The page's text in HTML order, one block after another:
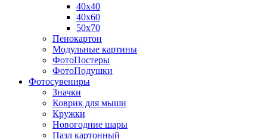
40х40
40х60
50х70
Пенокартон
Модульные картины
ФотоПостеры
ФотоПодушки
Фотоcувениры
Значки
Коврик для мыши
Кружки
Новогодние шары
Пазл картонный